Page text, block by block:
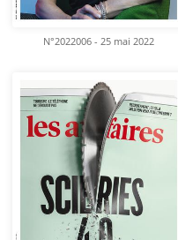
N°2022006 - 25 mai 2022